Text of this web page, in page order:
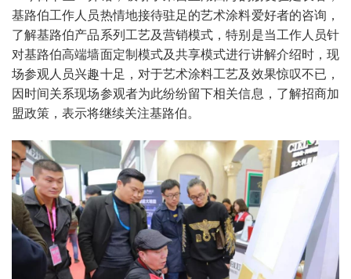
基路伯工作人员热情地接待驻足的艺术涂料爱好者的咨询，
了解基路伯产品系列工艺及营销模式，特别是当工作人员针
对基路伯高端墙面定制模式及共享模式进行讲解介绍时， 现
场参观人员兴趣十足，对于艺术涂料工艺及效果惊叹不已，
因时间关系现场参观者为此纷纷留下相关信息，了解招商加
盟政策，表示将继续关注基路伯。